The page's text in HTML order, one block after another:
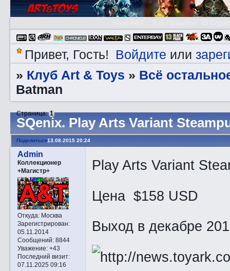
Привет, Гость! Войдите или
» Клуб Art & Toys » Всё
Batman
SQеnix. Play Arts Variant
Страница:1
Поделиться13.08.2015 20:24
Admin
Коллекционер
+Магистр+
Откуда:Москва
Зарегистрирован:
05.11.2014
Сообщений:8844
Уважение: +43
Последний визит:
07.11.2025 09:16
Play Arts Variant
Цена $158 USD
Выход в декабре